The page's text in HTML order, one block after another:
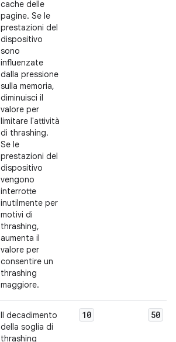
cache delle
pagine. Se le
prestazioni del
dispositivo
sono
influenzate
dalla pressione
sulla memoria,
diminuisci il
valore per
limitare l'attività
di thrashing.
Se le
prestazioni del
dispositivo
vengono
interrotte
inutilmente per
motivi di
thrashing,
aumenta il
valore per
consentire un
thrashing
maggiore.
Il decadimento
della soglia di
thrashing
10 50